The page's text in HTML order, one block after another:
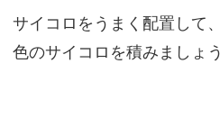
サイコロをうまく配置して
色のサイコロを積みましょう